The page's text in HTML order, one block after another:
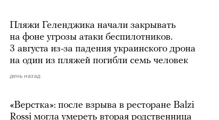
Пляжи Геленджика начали закрывать
на фоне угрозы атаки беспилотников.
3 августа из-за падения украинского дрона
на один из пляжей погибли семь человек
день назад
«Верстка»: после взрыва в ресторане Balzi
Rossi могла умереть вторая родственница